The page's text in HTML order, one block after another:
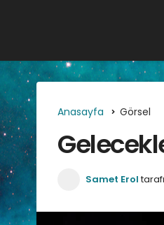
Anasayfa Görsel
Samet Erol